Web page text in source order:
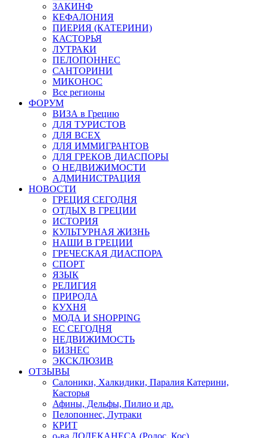
ЗАКИНФ
КЕФАЛОНИЯ
ПИЕРИЯ (КАТЕРИНИ)
КАСТОРЬЯ
ЛУТРАКИ
ПЕЛОПОННЕС
САНТОРИНИ
МИКОНОС
Все регионы
ФОРУМ
ВИЗА в Грецию
ДЛЯ ТУРИСТОВ
ДЛЯ ВСЕХ
ДЛЯ ИММИГРАНТОВ
ДЛЯ ГРЕКОВ ДИАСПОРЫ
О НЕДВИЖИМОСТИ
АДМИНИСТРАЦИЯ
НОВОСТИ
ГРЕЦИЯ СЕГОДНЯ
ОТДЫХ В ГРЕЦИИ
ИСТОРИЯ
КУЛЬТУРНАЯ ЖИЗНЬ
НАШИ В ГРЕЦИИ
ГРЕЧЕСКАЯ ДИАСПОРА
СПОРТ
ЯЗЫК
РЕЛИГИЯ
ПРИРОДА
КУХНЯ
МОДА И SHOPPING
ЕС СЕГОДНЯ
НЕДВИЖИМОСТЬ
БИЗНЕС
ЭКСКЛЮЗИВ
ОТЗЫВЫ
Салоники, Халкидики, Паралия Катерини,
Касторья
Афины, Дельфы, Пилио и др.
Пелопоннес, Лутраки
КРИТ
о-ва ДОДЕКАНЕСА (Родос, Кос)